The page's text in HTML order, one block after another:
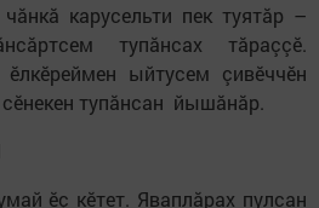
карусельти пек туятăр –
тупăнсах тăраççӗ.
ыйтусем çивӗччӗн
тупăнсан йышăнăр.
ӗç кӗтет. Яваплăрах пулсан